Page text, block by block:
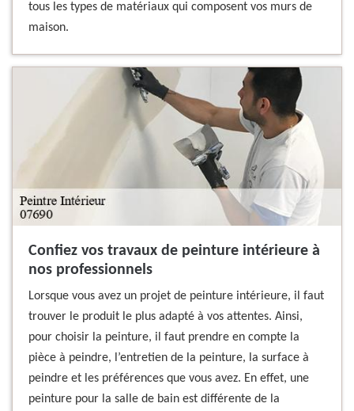
tous les types de matériaux qui composent vos murs de
maison.
Confiez vos travaux de peinture intérieure à
nos professionnels
Lorsque vous avez un projet de peinture intérieure, il faut
trouver le produit le plus adapté à vos attentes. Ainsi,
pour choisir la peinture, il faut prendre en compte la
pièce à peindre, l’entretien de la peinture, la surface à
peindre et les préférences que vous avez. En effet, une
peinture pour la salle de bain est différente de la